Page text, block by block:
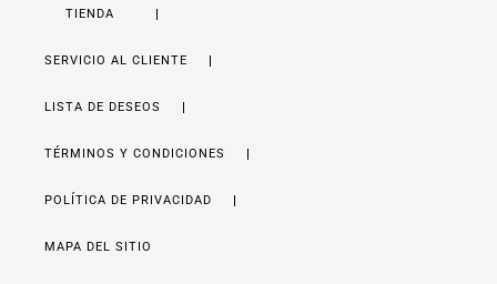
TIENDA
SERVICIO AL CLIENTE
LISTA DE DESEOS
TÉRMINOS Y CONDICIONES
POLÍTICA DE PRIVACIDAD
MAPA DEL SITIO